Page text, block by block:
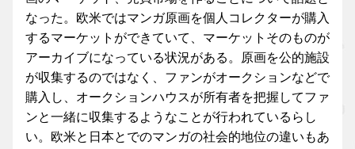
なった。欧米ではマンガ原画を個人コレクターが購入
するマーケットができていて、マーケットそのものが
アーカイブになっている状況がある。原画を公的施設
が収集するのではなく、ファンがオークションなどで
購入し、オークションハウスが所有者を把握してファ
ンと一緒に収集するようなことが行われているらし
い。欧米と日本とでのマンガの社会的地位の違いもあ